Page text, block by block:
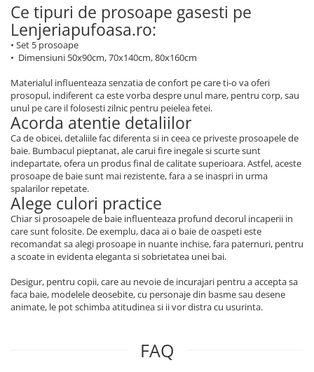
Ce tipuri de prosoape gasesti pe
Lenjeriapufoasa.ro:
• Set 5 prosoape
• Dimensiuni 50x90cm, 70x140cm, 80x160cm
Materialul influenteaza senzatia de confort pe care ti-o va oferi
prosopul, indiferent ca este vorba despre unul mare, pentru corp, sau
unul pe care il folosesti zilnic pentru peielea fetei.
Acorda atentie detaliilor
Ca de obicei, detaliile fac diferenta si in ceea ce priveste prosoapele de
baie. Bumbacul pieptanat, ale carui fire inegale si scurte sunt
indepartate, ofera un produs final de calitate superioara. Astfel, aceste
prosoape de baie sunt mai rezistente, fara a se inaspri in urma
spalarilor repetate.
Alege culori practice
Chiar si prosoapele de baie influenteaza profund decorul incaperii in
care sunt folosite. De exemplu, daca ai o baie de oaspeti este
recomandat sa alegi prosoape in nuante inchise, fara paternuri, pentru
a scoate in evidenta eleganta si sobrietatea unei bai.
Desigur, pentru copii, care au nevoie de incurajari pentru a accepta sa
faca baie, modelele deosebite, cu personaje din basme sau desene
animate, le pot schimba atitudinea si ii vor distra cu usurinta.
FAQ